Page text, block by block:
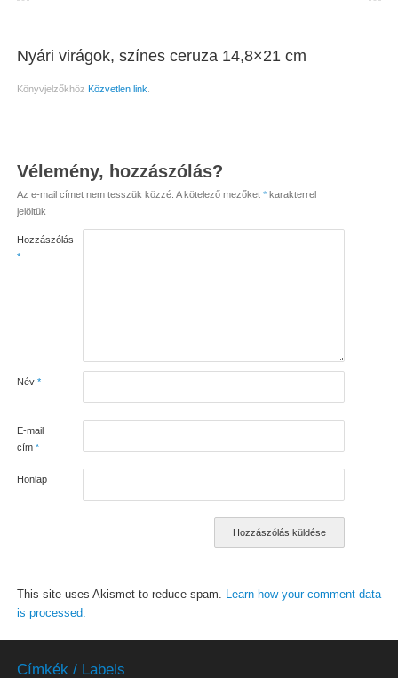
Nyári virágok, színes ceruza 14,8×21 cm
Könyvjelzőkhöz Közvetlen link
Vélemény, hozzászólás?
Az e-mail címet nem tesszük közzé. A kötelező mezőket *karakterrel
jelöltük
Hozzászólás
*
Név *
E-mail
cím *
Honlap
This site uses Akismet to reduce spam. Learn how your comment data
is processed.
Címkék / Labels